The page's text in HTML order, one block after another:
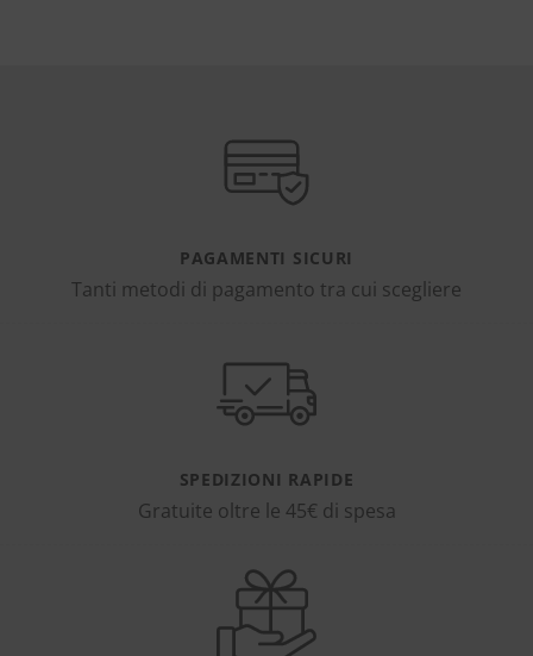
PAGAMENTI SICURI
Tanti metodi di pagamento tra cui scegliere
SPEDIZIONI RAPIDE
Gratuite oltre le 45€ di spesa